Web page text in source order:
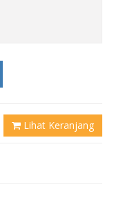
Lihat Keranjang